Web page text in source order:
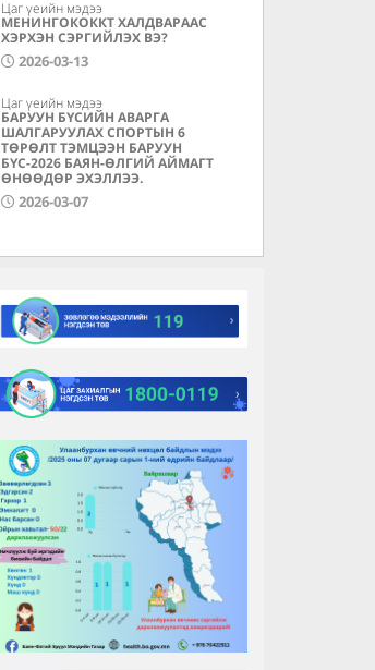
Цаг үеийн мэдээ
МЕНИНГОКОККТ ХАЛДВАРААС
ХЭРХЭН СЭРГИЙЛЭХ ВЭ?
2026-03-13
Цаг үеийн мэдээ
БАРУУН БҮСИЙН АВАРГА
ШАЛГАРУУЛАХ СПОРТЫН 6
ТӨРӨЛТ ТЭМЦЭЭН БАРУУН
БҮС-2026 БАЯН-ӨЛГИЙ АЙМАГТ
ӨНӨӨДӨР ЭХЭЛЛЭЭ.
2026-03-07